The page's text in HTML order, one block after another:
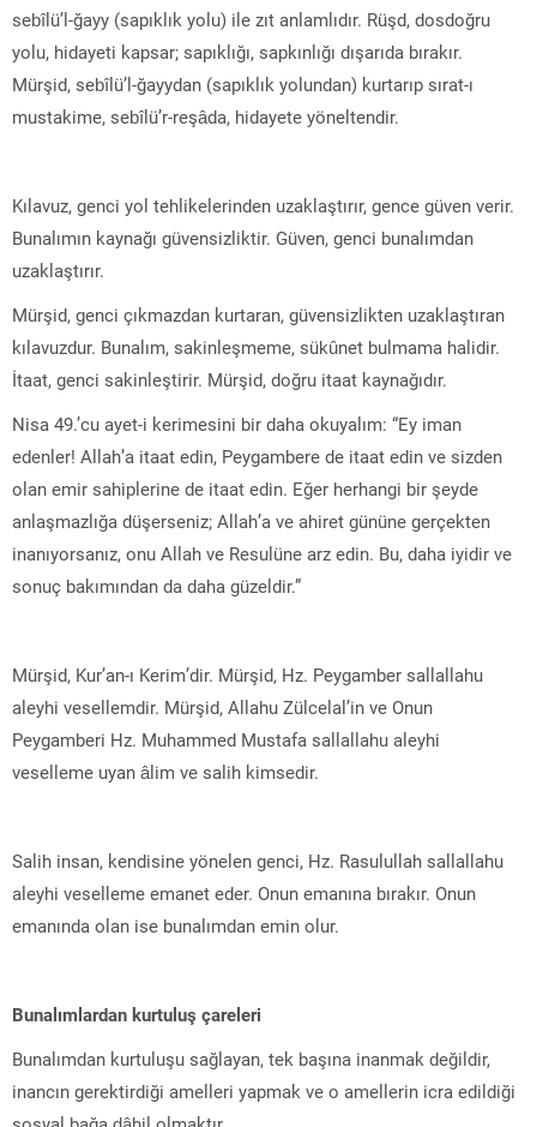
sebîlü’l-ğayy (sapıklık yolu) ile zıt anlamlıdır. Rüşd, dosdoğru
yolu, hidayeti kapsar; sapıklığı, sapkınlığı dışarıda bırakır.
Mürşid, sebîlü’l-ğayydan (sapıklık yolundan) kurtarıp sırat-ı
mustakime, sebîlü’r-reşâda, hidayete yöneltendir.
Kılavuz, genci yol tehlikelerinden uzaklaştırır, gence güven verir.
Bunalımın kaynağı güvensizliktir. Güven, genci bunalımdan
uzaklaştırır.
Mürşid, genci çıkmazdan kurtaran, güvensizlikten uzaklaştıran
kılavuzdur. Bunalım, sakinleşmeme, sükûnet bulmama halidir.
İtaat, genci sakinleştirir. Mürşid, doğru itaat kaynağıdır.
Nisa 49.’cu ayet-i kerimesini bir daha okuyalım: “Ey iman
edenler! Allah’a itaat edin, Peygambere de itaat edin ve sizden
olan emir sahiplerine de itaat edin. Eğer herhangi bir şeyde
anlaşmazlığa düşerseniz; Allah’a ve ahiret gününe gerçekten
inanıyorsanız, onu Allah ve Resulüne arz edin. Bu, daha iyidir ve
sonuç bakımından da daha güzeldir.”
Mürşid, Kur’an-ı Kerim’dir. Mürşid, Hz. Peygamber sallallahu
aleyhi vesellemdir. Mürşid, Allahu Zülcelal’in ve Onun
Peygamberi Hz. Muhammed Mustafa sallallahu aleyhi
veselleme uyan âlim ve salih kimsedir.
Salih insan, kendisine yönelen genci, Hz. Rasulullah sallallahu
aleyhi veselleme emanet eder. Onun emanına bırakır. Onun
emanında olan ise bunalımdan emin olur.
Bunalımlardan kurtuluş çareleri
Bunalımdan kurtuluşu sağlayan, tek başına inanmak değildir,
inancın gerektirdiği amelleri yapmak ve o amellerin icra edildiği